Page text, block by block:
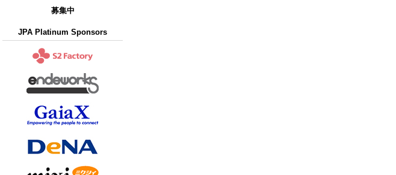
募集中
JPA Platinum Sponsors